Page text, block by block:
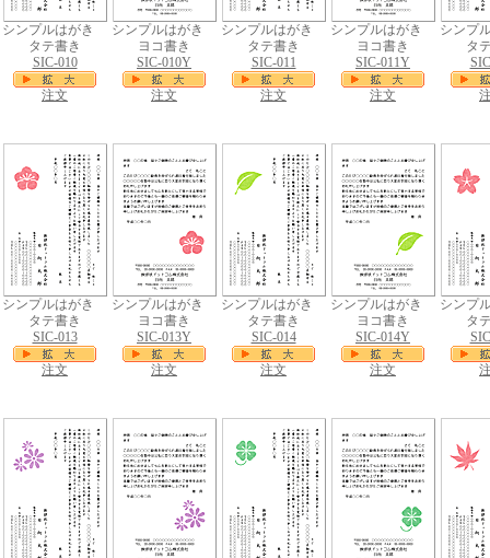
シンプルはがき
タテ書き
SIC-010
注文
シンプルはがき
ヨコ書き
SIC-010Y
注文
シンプルはがき
タテ書き
SIC-011
注文
シンプルはがき
ヨコ書き
SIC-011Y
注文
シンプ
タ
シンプルはがき
タテ書き
SIC-013
注文
シンプルはがき
ヨコ書き
SIC-013Y
注文
シンプルはがき
タテ書き
SIC-014
注文
シンプルはがき
ヨコ書き
SIC-014Y
注文
シンプ
タ